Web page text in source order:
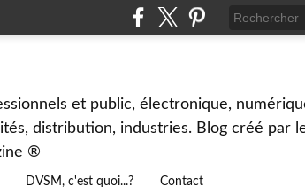
et public, électronique,
distribution, industries. Blog créé par
®
DVSM, c'est quoi...? Contact